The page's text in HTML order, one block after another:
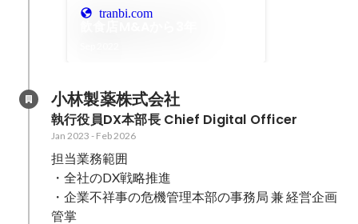
tranbi.com
小林製薬株式会社
執行役員DX本部長 Chief Digital Officer
Jan 2023 - Feb 2026
担当業務範囲
・全社のDX戦略推進
・企業不祥事の危機管理本部の事務局 兼 経営企画
管掌